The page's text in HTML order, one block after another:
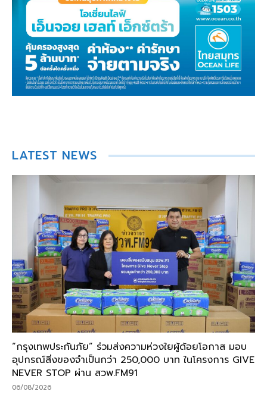
LATEST NEWS
“กรุงเทพประกันภัย” ร่วมส่งความห่วงใยผู้ด้อยโอกาส มอบ
อุปกรณ์สิ่งของจำเป็นกว่า 250,000 บาท ในโครงการ GIVE
NEVER STOP ผ่าน สวพ.FM91
06/08/2026